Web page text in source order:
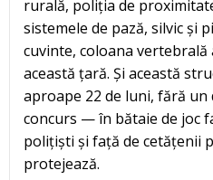
rurală, poliția de
sistemele de pază, silvic și
cuvinte, coloana
această țară. Și această
aproape 22 de luni, fără
concurs — în bătaie de joc
polițiști și față de cetățenii
protejează.